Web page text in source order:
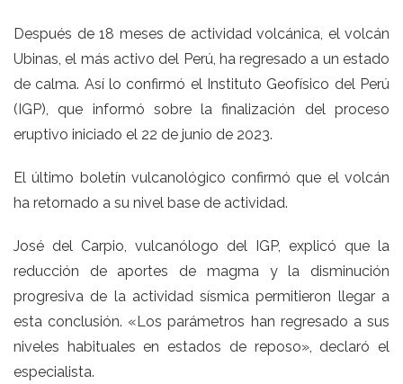
Después de 18 meses de actividad volcánica, el volcán
Ubinas, el más activo del Perú, ha regresado a un estado
de calma. Así lo confirmó el Instituto Geofísico del Perú
(IGP), que informó sobre la finalización del proceso
eruptivo iniciado el 22 de junio de 2023.
El último boletín vulcanológico confirmó que el volcán
ha retornado a su nivel base de actividad.
José del Carpio, vulcanólogo del IGP, explicó que la
reducción de aportes de magma y la disminución
progresiva de la actividad sísmica permitieron llegar a
esta conclusión. «Los parámetros han regresado a sus
niveles habituales en estados de reposo», declaró el
especialista.